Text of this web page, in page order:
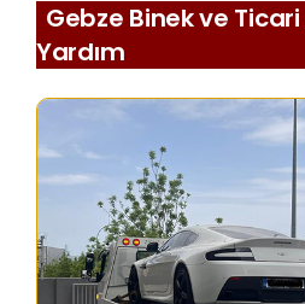
Gebze Binek ve
Yardım